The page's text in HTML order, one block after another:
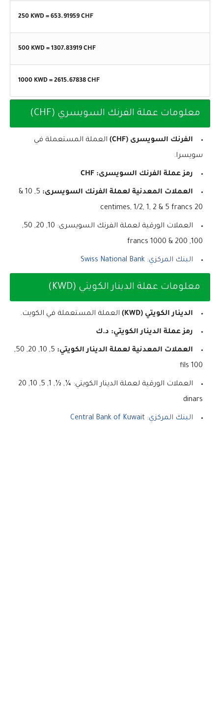
250 KWD = 653.91959 CHF
500 KWD = 1307.83919 CHF
1000 KWD = 2615.67838 CHF
معلومات عملة الفرنك السويسري (CHF)
الفرنك السويسرى (CHF)
العملة المستعملة في
سويسرا.
رمز عملة الفرنك السويسرى: CHF
العملات المعدنية لعملة الفرنك السويسرى:
5, 10 &
20 centimes, 1/2, 1, 2 & 5 francs
العملات الورقية لعملة الفرنك السويسرى: 10, 20, 50,
100, 200 & 1000 francs
البنك المركزي: Swiss National Bank
معلومات عملة الدينار الكويتي (KWD)
الدينار الكويتي (KWD) العملة المستعملة في الكويت.
رمز عملة الدينار الكويتي: د.ك
العملات المعدنية لعملة الدينار الكويتي:
5, 10, 20, 50,
100 fils
العملات الورقية لعملة الدينار الكويتي: ¼, ½, 1, 5, 10, 20
dinars
البنك المركزي: Central Bank of Kuwait